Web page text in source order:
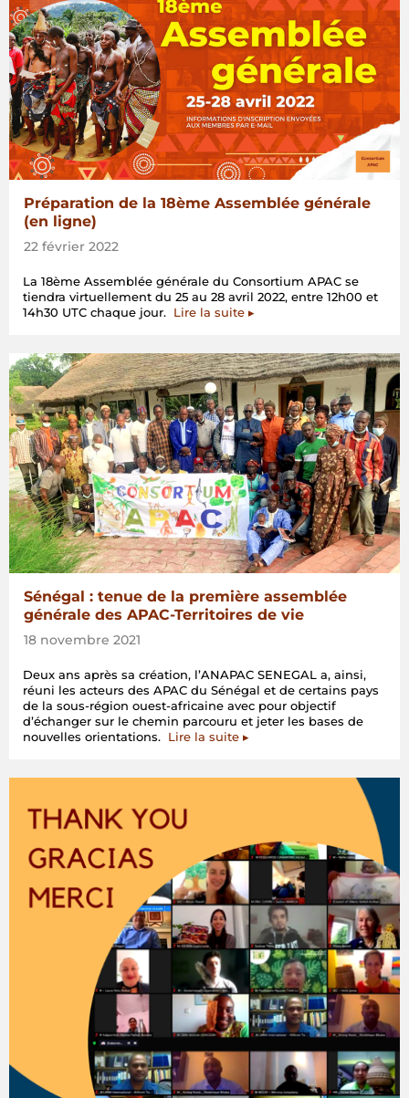
Préparation de la 18ème Assemblée générale
(en ligne)
22 février 2022
La 18ème Assemblée générale du Consortium APAC se
tiendra virtuellement du 25 au 28 avril 2022, entre 12h00 et
14h30 UTC chaque jour. Lire la suite ▸
Sénégal : tenue de la première assemblée
générale des APAC-Territoires de vie
18 novembre 2021
Deux ans après sa création, l’ANAPAC SENEGAL a, ainsi,
réuni les acteurs des APAC du Sénégal et de certains pays
de la sous-région ouest-africaine avec pour objectif
d’échanger sur le chemin parcouru et jeter les bases de
nouvelles orientations. Lire la suite ▸